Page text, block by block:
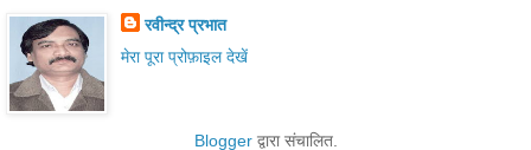
रवीन्द्र प्रभात
मेरा पूरा प्रोफ़ाइल देखें
Bloggerद्वारा संचालित.